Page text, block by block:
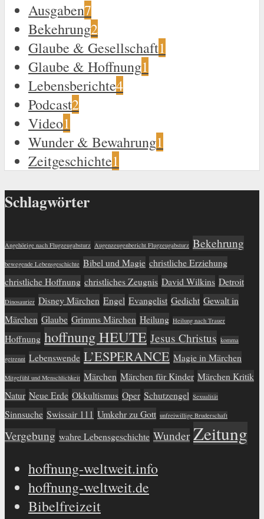
Ausgaben7
Bekehrung2
Glaube & Gesellschaft1
Glaube & Hoffnung1
Lebensberichte4
Podcast2
Video1
Wunder & Bewahrung1
Zeitgeschichte1
Schlagwörter
Angehörige nach Flugzeugabsturz Augenzeugenbericht Flugzeugabsturz Bekehrung
bewegende Lebensgeschichte Bibel und Magie christliche Erziehung
christliche Hoffnung christliches Zeugnis David Wilkins Detroit
Dinosaurier Disney Märchen Engel Evangelist Gedicht Gewalt in
Märchen Glaube Grimms Märchen Heilung Heilung nach Trauer
Hoffnung hoffnung HEUTE Jesus Christus komma
getrennt Lebenswende L’ESPERANCE Magie in Märchen
Mitgefühl und Menschlichkeit Märchen Märchen für Kinder Märchen Kritik
Natur Neue Erde Okkultismus Oper Schutzengel Sexualität
Sinnsuche Swissair 111 Umkehr zu Gott unfreiwillige Bruderschaft
Vergebung wahre Lebensgeschichte Wunder Zeitung
hoffnung-weltweit.info
hoffnung-weltweit.de
Bibelfreizeit